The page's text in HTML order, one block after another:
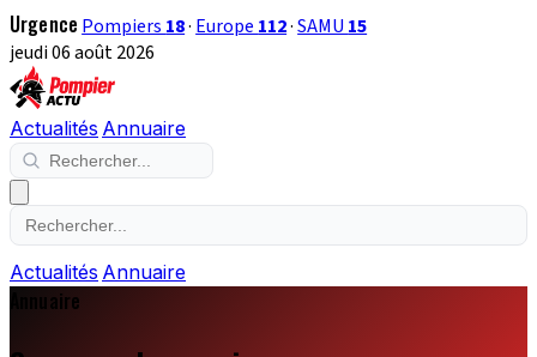
Urgence Pompiers 18· Europe 112·SAMU 15
jeudi 06 août 2026
Actualités Annuaire
Actualités Annuaire
Annuaire